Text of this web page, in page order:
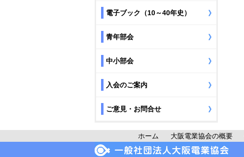
電子ブック（10～40年史）
青年部会
中小部会
入会のご案内
ご意見・お問合せ
ホーム 大阪電業協会の概要